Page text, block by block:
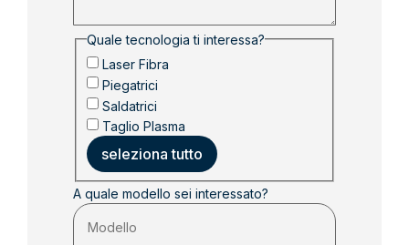
Quale tecnologia ti interessa?
Laser Fibra
Piegatrici
Saldatrici
Taglio Plasma
seleziona tutto
A quale modello sei interessato?